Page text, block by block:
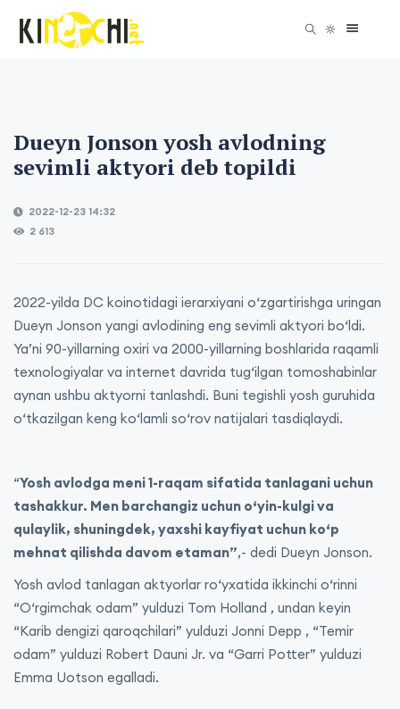
Dueyn Jonson yosh avlodning
sevimli aktyori deb topildi
2022-12-23 14:32
2 613
2022-yilda DC koinotidagi ierarxiyani o‘zgartirishga uringan
Dueyn Jonson yangi avlodining eng sevimli aktyori bo‘ldi.
Ya’ni 90-yillarning oxiri va 2000-yillarning boshlarida raqamli
texnologiyalar va internet davrida tug‘ilgan tomoshabinlar
aynan ushbu aktyorni tanlashdi. Buni tegishli yosh guruhida
o‘tkazilgan keng ko‘lamli so‘rov natijalari tasdiqlaydi.
“Yosh avlodga meni 1-raqam sifatida tanlagani uchun
tashakkur. Men barchangiz uchun o‘yin-kulgi va
qulaylik, shuningdek, yaxshi kayfiyat uchun ko‘p
mehnat qilishda davom etaman”,- dedi Dueyn Jonson.
Yosh avlod tanlagan aktyorlar ro‘yxatida ikkinchi o‘rinni
“O‘rgimchak odam” yulduzi Tom Holland , undan keyin
“Karib dengizi qaroqchilari” yulduzi Jonni Depp , “Temir
odam” yulduzi Robert Dauni Jr. va “Garri Potter” yulduzi
Emma Uotson egalladi.